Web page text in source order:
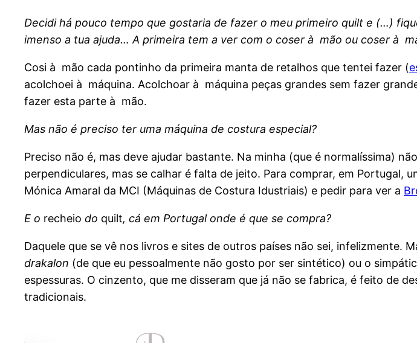
Decidi há pouco tempo que gostaria de fazer o meu primeiro quilt e (…)
imenso a tua ajuda… A primeira tem a ver com o coser à mão ou coser à
Cosi à mão cada pontinho da primeira manta de retalhos que tentei fazer (
acolchoei à máquina. Acolchoar à máquina peças grandes sem fazer
fazer esta parte à mão.
Mas não é preciso ter uma máquina de costura especial?
Preciso não é, mas deve ajudar bastante. Na minha (que é normalíssima)
perpendiculares, mas se calhar é falta de jeito. Para comprar, em Portugal,
Mónica Amaral da MCI (Máquinas de Costura Idustriais) e pedir para ver a
E o recheio do quilt, cá em Portugal onde é que se compra?
Daquele que se vê nos livros e sites de outros países não sei, infelizmente.
drakalon (de que eu pessoalmente não gosto por ser sintético) ou o
espessuras. O cinzento, que me disseram que já não se fabrica, é feito de
tradicionais.